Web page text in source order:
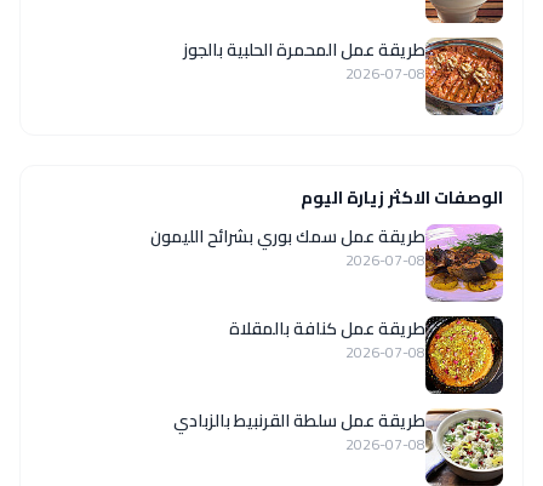
طريقة عمل المحمرة الحلبية بالجوز
2026-07-08
الوصفات الاكثر زيارة اليوم
طريقة عمل سمك بوري بشرائح الليمون
2026-07-08
طريقة عمل كنافة بالمقلاة
2026-07-08
طريقة عمل سلطة القرنبيط بالزبادي
2026-07-08